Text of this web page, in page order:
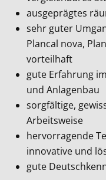
ausgeprägtes
sehr guter
Plancal nova,
vorteilhaft
gute Erfahrung
und Anlagenbau
sorgfältige,
Arbeitsweise
hervorragende
innovative und
gute